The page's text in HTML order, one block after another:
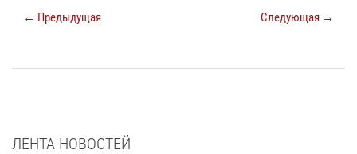
← Предыдущая Следующая →
ЛЕНТА НОВОСТЕЙ